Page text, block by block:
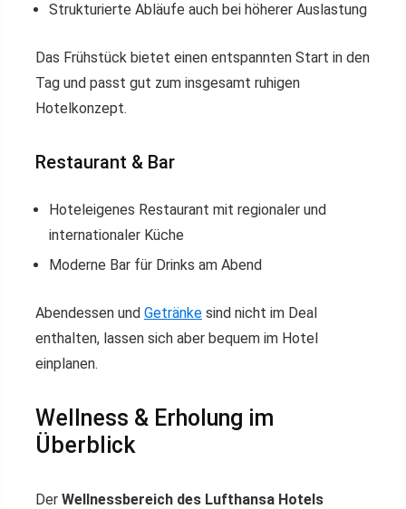
Strukturierte Abläufe auch bei höherer Auslastung
Das Frühstück bietet einen entspannten Start in den
Tag und passt gut zum insgesamt ruhigen
Hotelkonzept.
Restaurant & Bar
Hoteleigenes Restaurant mit regionaler und
internationaler Küche
Moderne Bar für Drinks am Abend
Abendessen und Getränke sind nicht im Deal
enthalten, lassen sich aber bequem im Hotel
einplanen.
Wellness & Erholung im
Überblick
Der Wellnessbereich des Lufthansa Hotels